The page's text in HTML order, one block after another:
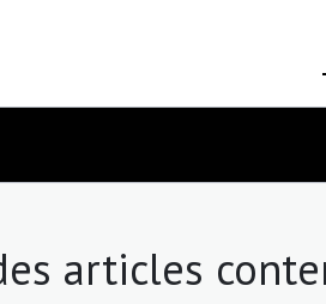
articles